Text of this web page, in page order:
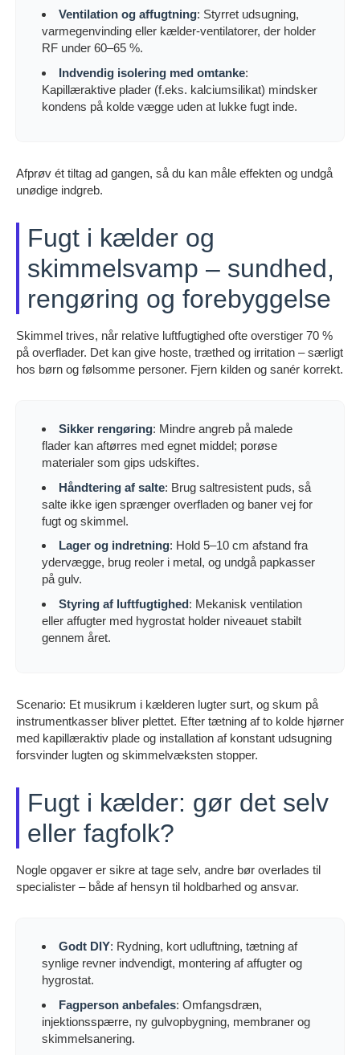
Ventilation og affugtning: Styrret udsugning,
varmegenvinding eller kælder-ventilatorer, der holder
RF under 60–65 %.
Indvendig isolering med omtanke:
Kapillæraktive plader (f.eks. kalciumsilikat) mindsker
kondens på kolde vægge uden at lukke fugt inde.
Afprøv ét tiltag ad gangen, så du kan måle effekten og undgå
unødige indgreb.
Fugt i kælder og
skimmelsvamp – sundhed,
rengøring og forebyggelse
Skimmel trives, når relative luftfugtighed ofte overstiger 70 %
på overflader. Det kan give hoste, træthed og irritation – særligt
hos børn og følsomme personer. Fjern kilden og sanér korrekt.
Sikker rengøring: Mindre angreb på malede
flader kan aftørres med egnet middel; porøse
materialer som gips udskiftes.
Håndtering af salte: Brug saltresistent puds, så
salte ikke igen sprænger overfladen og baner vej for
fugt og skimmel.
Lager og indretning: Hold 5–10 cm afstand fra
ydervægge, brug reoler i metal, og undgå papkasser
på gulv.
Styring af luftfugtighed: Mekanisk ventilation
eller affugter med hygrostat holder niveauet stabilt
gennem året.
Scenario: Et musikrum i kælderen lugter surt, og skum på
instrumentkasser bliver plettet. Efter tætning af to kolde hjørner
med kapillæraktiv plade og installation af konstant udsugning
forsvinder lugten og skimmelvæksten stopper.
Fugt i kælder: gør det selv
eller fagfolk?
Nogle opgaver er sikre at tage selv, andre bør overlades til
specialister – både af hensyn til holdbarhed og ansvar.
Godt DIY: Rydning, kort udluftning, tætning af
synlige revner indvendigt, montering af affugter og
hygrostat.
Fagperson anbefales: Omfangsdræn,
injektionsspærre, ny gulvopbygning, membraner og
skimmelsanering.